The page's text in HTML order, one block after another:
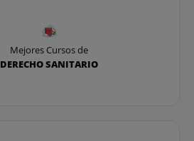
Mejores Cursos de
DERECHO SANITARIO